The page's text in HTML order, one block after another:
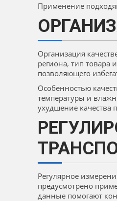
Применение
Организация
региона, тип товара
позволяющего
Особенностью
температуры и
ухудшение качества
Регулярное
предусмотрено
данные помогают